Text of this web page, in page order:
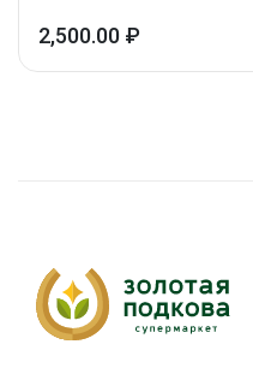
2,500.00 ₽